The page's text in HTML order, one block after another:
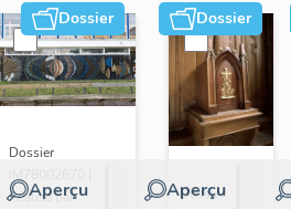
Dossier
Aperçu
Dossier
IM78002670 |
Réalisé par
Dossier
Aperçu
Dossier